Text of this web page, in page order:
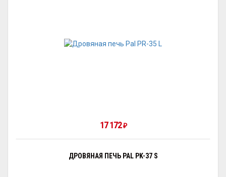
17 172 ₽
ДРОВЯНАЯ ПЕЧЬ PAL PK-37 S